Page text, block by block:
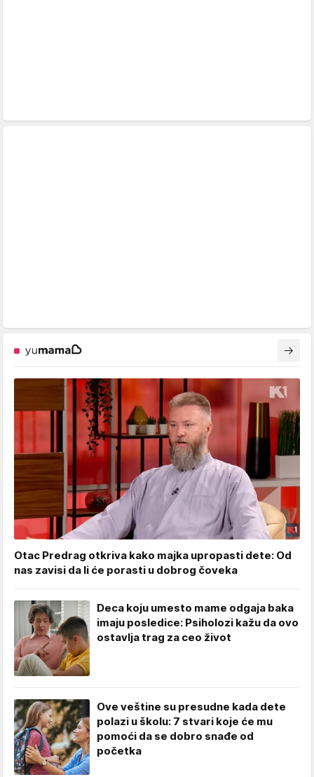
Otac Predrag otkriva kako majka upropasti dete: Od
nas zavisi da li će porasti u dobrog čoveka
Deca koju umesto mame odgaja baka
imaju posledice: Psiholozi kažu da ovo
ostavlja trag za ceo život
Ove veštine su presudne kada dete
polazi u školu: 7 stvari koje će mu
pomoći da se dobro snađe od
početka